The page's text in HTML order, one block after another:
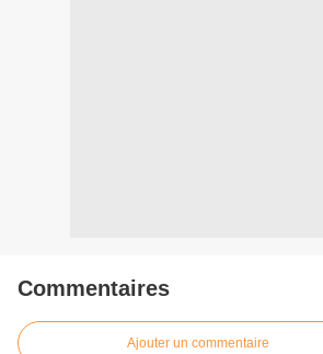
Commentaires
Ajouter un commentaire